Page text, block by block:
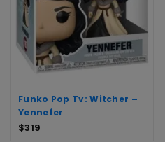
Funko Pop Tv: Witcher –
Yennefer
$319